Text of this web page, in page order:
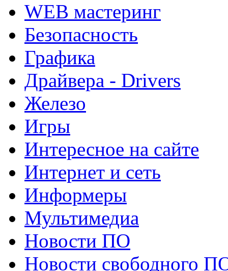
WEB мастеринг
Безопасность
Графика
Драйвера - Drivers
Железо
Игры
Интересное на сайте
Интернет и сеть
Информеры
Мультимедиа
Новости ПО
Новости свободного